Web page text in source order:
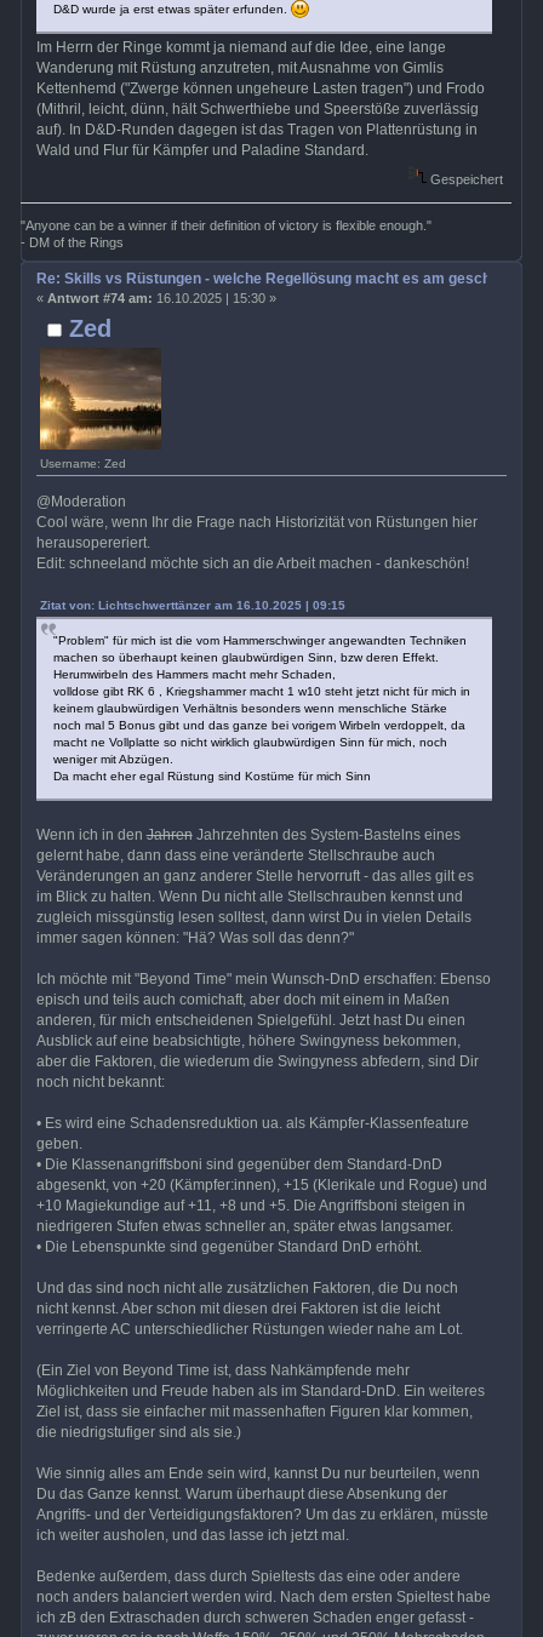
D&D wurde ja erst etwas später erfunden.
Im Herrn der Ringe kommt ja niemand auf die Idee, eine lange
Wanderung mit Rüstung anzutreten, mit Ausnahme von Gimlis
Kettenhemd ("Zwerge können ungeheure Lasten tragen") und Frodo
(Mithril, leicht, dünn, hält Schwerthiebe und Speerstöße zuverlässig
auf). In D&D-Runden dagegen ist das Tragen von Plattenrüstung in
Wald und Flur für Kämpfer und Paladine Standard.
Gespeichert
"Anyone can be a winner if their definition of victory is flexible enough."
- DM of the Rings
Zed
Username: Zed
Re: Skills vs Rüstungen - welche Regellösung macht es am
« Antwort #74 am: 16.10.2025 | 15:30 »
@Moderation
Cool wäre, wenn Ihr die Frage nach Historizität von Rüstungen hier
herausopereriert.
Edit: schneeland möchte sich an die Arbeit machen - dankeschön!
Zitat von: Lichtschwerttänzer am 16.10.2025 | 09:15
"Problem" für mich ist die vom Hammerschwinger angewandten Techniken
machen so überhaupt keinen glaubwürdigen Sinn, bzw deren Effekt.
Herumwirbeln des Hammers macht mehr Schaden,
volldose gibt RK 6 , Kriegshammer macht 1 w10 steht jetzt nicht für mich in
keinem glaubwürdigen Verhältnis besonders wenn menschliche Stärke
noch mal 5 Bonus gibt und das ganze bei vorigem Wirbeln verdoppelt, da
macht ne Vollplatte so nicht wirklich glaubwürdigen Sinn für mich, noch
weniger mit Abzügen.
Da macht eher egal Rüstung sind Kostüme für mich Sinn
Wenn ich in denJahrenJahrzehnten des System-Bastelns eines
gelernt habe, dann dass eine veränderte Stellschraube auch
Veränderungen an ganz anderer Stelle hervorruft - das alles gilt es
im Blick zu halten. Wenn Du nicht alle Stellschrauben kennst und
zugleich missgünstig lesen solltest, dann wirst Du in vielen Details
immer sagen können: "Hä? Was soll das denn?"
Ich möchte mit "Beyond Time" mein Wunsch-DnD erschaffen: Ebenso
episch und teils auch comichaft, aber doch mit einem in Maßen
anderen, für mich entscheidenen Spielgefühl. Jetzt hast Du einen
Ausblick auf eine beabsichtigte, höhere Swingyness bekommen,
aber die Faktoren, die wiederum die Swingyness abfedern, sind Dir
noch nicht bekannt:
• Es wird eine Schadensreduktion ua. als Kämpfer-Klassenfeature
geben.
• Die Klassenangriffsboni sind gegenüber dem Standard-DnD
abgesenkt, von +20 (Kämpfer:innen), +15 (Klerikale und Rogue) und
+10 Magiekundige auf +11, +8 und +5. Die Angriffsboni steigen in
niedrigeren Stufen etwas schneller an, später etwas langsamer.
• Die Lebenspunkte sind gegenüber Standard DnD erhöht.
Und das sind noch nicht alle zusätzlichen Faktoren, die Du noch
nicht kennst. Aber schon mit diesen drei Faktoren ist die leicht
verringerte AC unterschiedlicher Rüstungen wieder nahe am Lot.
(Ein Ziel von Beyond Time ist, dass Nahkämpfende mehr
Möglichkeiten und Freude haben als im Standard-DnD. Ein weiteres
Ziel ist, dass sie einfacher mit massenhaften Figuren klar kommen,
die niedrigstufiger sind als sie.)
Wie sinnig alles am Ende sein wird, kannst Du nur beurteilen, wenn
Du das Ganze kennst. Warum überhaupt diese Absenkung der
Angriffs- und der Verteidigungsfaktoren? Um das zu erklären, müsste
ich weiter ausholen, und das lasse ich jetzt mal.
Bedenke außerdem, dass durch Spieltests das eine oder andere
noch anders balanciert werden wird. Nach dem ersten Spieltest habe
ich zB den Extraschaden durch schweren Schaden enger gefasst -